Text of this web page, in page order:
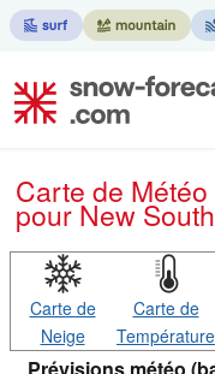
Carte de
pour New
Carte de
Neige
Carte de
Température